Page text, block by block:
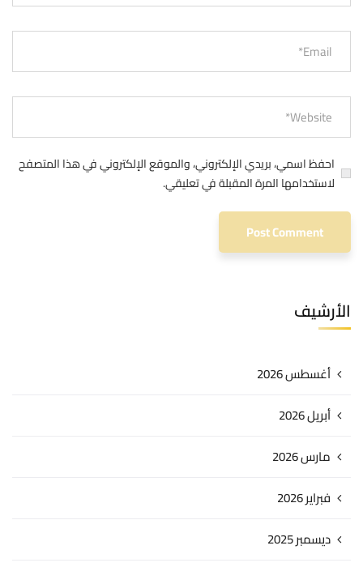
احفظ اسمي، بريدي الإلكتروني، والموقع الإلكتروني في هذا المتصفح
لاستخدامها المرة المقبلة في تعليقي.
الأرشيف
أغسطس 2026
أبريل 2026
مارس 2026
فبراير 2026
ديسمبر 2025